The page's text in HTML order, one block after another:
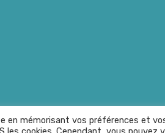
en mémorisant vos préférences et